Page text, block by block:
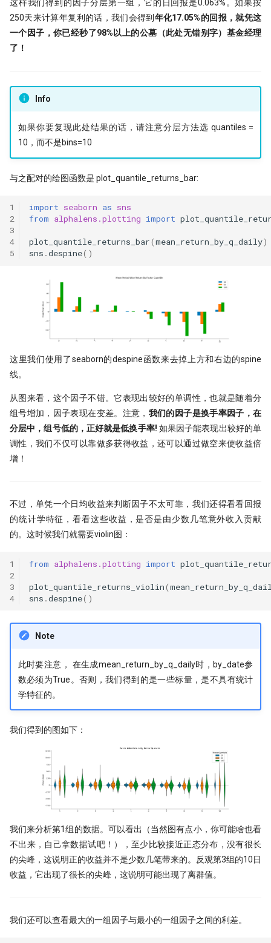
这样我们得到的因子分层第一组，它的日回报是0.063%。如果按
250天来计算年复利的话，我们会得到 年化17.05%的回报，就凭这
一个因子，你已经秒了98%以上的公墓（此处无错别字）基金经理
了！
Info
如果你要复现此处结果的话，请注意分层方法选 quantiles =
10，而不是bins=10
与之配对的绘图函数是 plot_quantile_returns_bar:
1
2
3
4
5
import seaborn as sns
from alphalens.plotting import
plot_quantile_returns_bar(mean_return_by_q_daily)
sns .despine()
这里我们使用了seaborn的despine函数来去掉上方和右边的spine
线。
从图来看，这个因子不错。它表现出较好的单调性，也就是随着分
组号增加，因子表现在变差。注意， 我们的因子是换手率因子，在
分层中，组号低的，正好就是低换手率! 如果因子能表现出较好的单
调性，我们不仅可以靠做多获得收益，还可以通过做空来使收益倍
增！
不过，单凭一个日均收益来判断因子不太可靠，我们还得看看回报
的统计学特征，看看这些收益，是否是由少数几笔意外收入贡献
的。这时候我们就需要violin图：
1
2
3
4
from alphalens.plotting import
plot_quantile_returns_violin(
sns .despine()
Note
此时要注意， 在生成mean_return_by_q_daily时，by_date参
数必须为True。否则，我们得到的是一些标量，是不具有统计
学特征的。
我们得到的图如下：
我们来分析第1组的数据。可以看出（当然图有点小，你可能啥也看
不出来，自己拿数据试吧！），至少比较接近正态分布，没有很长
的尖峰，这说明正的收益并不是少数几笔带来的。反观第3组的10日
收益，它出现了很长的尖峰，这说明可能出现了离群值。
我们还可以查看最大的一组因子与最小的一组因子之间的利差。